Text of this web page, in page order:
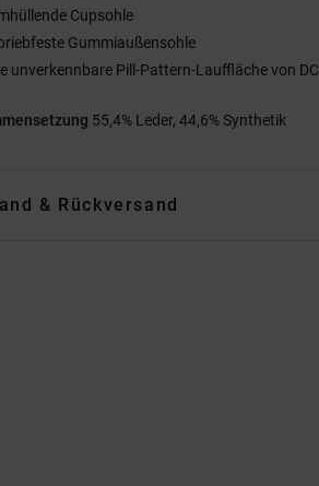
Cupsohle
Gummiaußensohle
unverkennbare Pill-Pattern-Lauffläche von DC
55,4% Leder, 44,6% Synthetik
& Rückversand